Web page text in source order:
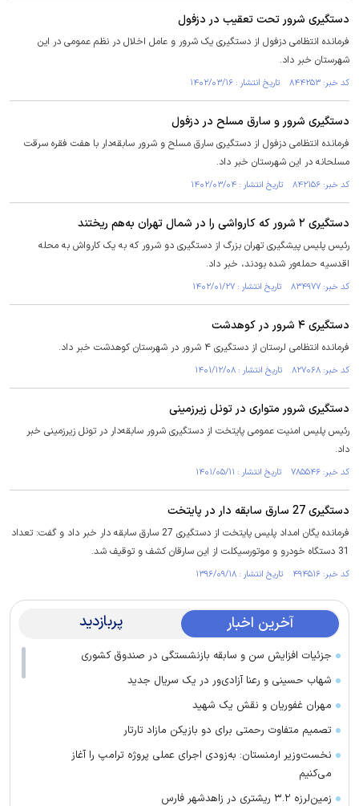
دستگیری شرور تحت تعقیب در دزفول
فرمانده انتظامی دزفول از دستگیری یک شرور و عامل اخلال در نظم عمومی در این
شهرستان خبر داد.
کد خبر: ۸۴۴۲۵۳ تاریخ انتشار : ۱۴۰۲/۰۳/۱۶
دستگیری شرور و سارق مسلح در دزفول
فرمانده انتظامی دزفول از دستگیری سارق مسلح و شرور سابقه‌دار با هفت فقره سرقت
مسلحانه در این شهرستان خبر داد.
کد خبر: ۸۴۲۱۵۶ تاریخ انتشار : ۱۴۰۲/۰۳/۰۴
دستگیری ۲ شرور که کارواشی را در شمال تهران به‌هم ریختند
رئیس پلیس پیشگیری تهران بزرگ از دستگیری دو شرور که به یک کارواش به محله
اقدسیه حمله‌ور شده بودند، خبر داد.
کد خبر: ۸۳۴۹۷۷ تاریخ انتشار : ۱۴۰۲/۰۱/۲۷
دستگیری ۴ شرور در کوهدشت
فرمانده انتظامی لرستان از دستگیری ۴ شرور در شهرستان کوهدشت خبر داد.
کد خبر: ۸۲۷۰۶۸ تاریخ انتشار : ۱۴۰۱/۱۲/۰۸
دستگیری شرور متواری در تونل زیرزمینی
رئیس پلیس امنیت عمومی پایتخت از دستگیری شرور سابقه‌دار در تونل زیرزمینی خبر
داد.
کد خبر: ۷۸۵۵۴۶ تاریخ انتشار : ۱۴۰۱/۰۵/۱۱
دستگیری 27 سارق سابقه دار در پایتخت
فرمانده یگان امداد پلیس پایتخت از دستگیری 27 سارق سابقه دار خبر داد و گفت: تعداد
31 دستگاه خودرو و موتورسیکلت از این سارقان کشف و توقیف شد.
کد خبر: ۴۹۴۵۱۶ تاریخ انتشار : ۱۳۹۶/۰۹/۱۸
آخرین اخبار پربازدید
جزئیات افزایش سن و سابقه بازنشستگی در صندوق کشوری
شهاب حسینی و رعنا آزادی‌ور در یک سریال جدید
مهران غفوریان و نقش یک شهید
تصمیم متفاوت رحمتی برای دو بازیکن مازاد تارتار
نخست‌وزیر ارمنستان: به‌زودی اجرای عملی پروژه ترامپ را آغاز
می‌کنیم
زمین‌لرزه ۳.۲ ریشتری در زاهدشهر فارس